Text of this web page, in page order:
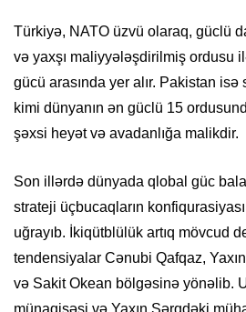
Türkiyə, NATO üzvü olaraq, güclü
və yaxşı maliyyələşdirilmiş ordusu
gücü arasında yer alır. Pakistan
kimi dünyanın ən güclü 15
şəxsi heyət və avadanlığa malikdir.
Son illərdə dünyada qlobal güc
strateji üçbucaqların
uğrayıb. İkiqütblülük artıq mövcud
tendensiyalar Cənubi Qafqaz,
və Sakit Okean bölgəsinə yönəlib.
münaqişəsi və Yaxın Şərqdəki